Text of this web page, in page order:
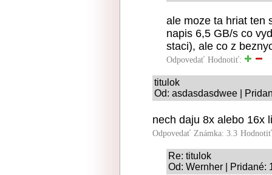
ale moze ta hriat ten
napis 6,5 GB/s co
staci), ale co z
Odpovedať Hodnotiť:
titulok
Od: asdasdasdwee |
nech daju 8x alebo 16x
Odpovedať Známka: 3.3
Re: titulok
Od: Wernher | Pridané: